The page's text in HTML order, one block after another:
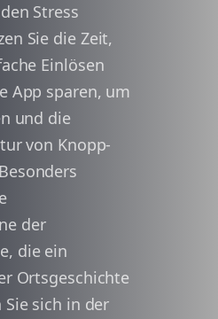
Stress
Sie die Zeit,
Einlösen
App sparen, um
und die
von Knopp-
der
die ein
Ortsgeschichte
sich in der